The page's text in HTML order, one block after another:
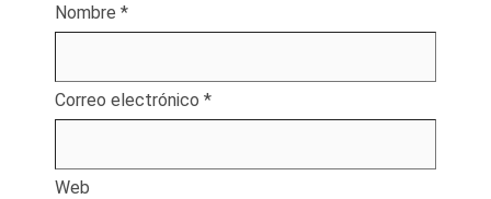
Nombre *
Correo electrónico *
Web